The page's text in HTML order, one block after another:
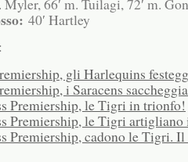
40′ Hartley
gli Harlequins
i Saracens
Premiership, le Tigri in trionfo!
Premiership, le Tigri
Premiership, cadono le Tigri.